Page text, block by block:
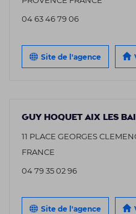
04 63 46 79 06
Site de l'agence
GUY HOQUET AIX LES
11 PLACE GEORGES
FRANCE
04 79 35 02 96
Site de l'agence